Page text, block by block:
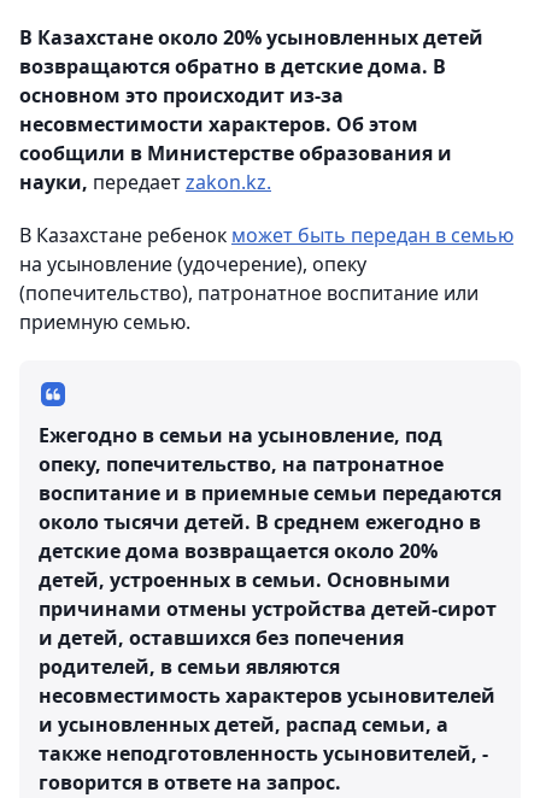
В Казахстане около 20% усыновленных детей
возвращаются обратно в детские дома. В
основном это происходит из-за
несовместимости характеров. Об этом
сообщили в Министерстве образования и
науки, передаетzakon.kz.
В Казахстане ребенок может быть передан в семью
на усыновление (удочерение), опеку
(попечительство), патронатное воспитание или
приемную семью.
Ежегодно в семьи на усыновление, под
опеку, попечительство, на патронатное
воспитание и в приемные семьи передаются
около тысячи детей. В среднем ежегодно в
детские дома возвращается около 20%
детей, устроенных в семьи. Основными
причинами отмены устройства детей-сирот
и детей, оставшихся без попечения
родителей, в семьи являются
несовместимость характеров усыновителей
и усыновленных детей, распад семьи, а
также неподготовленность усыновителей, -
говорится в ответе на запрос.